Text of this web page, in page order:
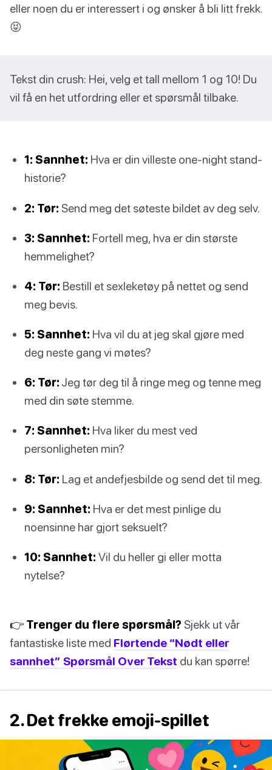
eller noen du er interessert i og ønsker å bli litt frekk.
😝
Tekst din crush: Hei, velg et tall mellom 1 og 10! Du
vil få en het utfordring eller et spørsmål tilbake.
1: Sannhet: Hva er din villeste one-night stand-
historie?
2: Tør: Send meg det søteste bildet av deg selv.
3: Sannhet: Fortell meg, hva er din største
hemmelighet?
4: Tør: Bestill et sexleketøy på nettet og send
meg bevis.
5: Sannhet: Hva vil du at jeg skal gjøre med
deg neste gang vi møtes?
6: Tør: Jeg tør deg til å ringe meg og tenne meg
med din søte stemme.
7: Sannhet: Hva liker du mest ved
personligheten min?
8: Tør: Lag et andefjesbilde og send det til meg.
9: Sannhet: Hva er det mest pinlige du
noensinne har gjort seksuelt?
10: Sannhet: Vil du heller gi eller motta
nytelse?
👉 Trenger du flere spørsmål? Sjekk ut vår
fantastiske liste med Flørtende “Nødt eller
sannhet” Spørsmål Over Tekst du kan spørre!
2. Det frekke emoji-spillet